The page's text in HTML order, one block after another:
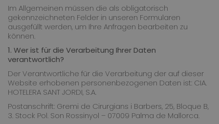
Im Allgemeinen müssen die als obligatorisch
gekennzeichneten Felder in unseren Formularen
ausgefüllt werden, um Ihre Anfragen bearbeiten zu
können.
1. Wer ist für die Verarbeitung Ihrer Daten
verantwortlich?
Der Verantwortliche für die Verarbeitung der auf dieser
Website erhobenen personenbezogenen Daten ist: CIA.
HOTELERA SANT JORDI, S.A.
Postanschrift: Gremi de Cirurgians i Barbers, 25, Bloque B,
3. Stock Pol. Son Rossinyol – 07009 Palma de Mallorca.